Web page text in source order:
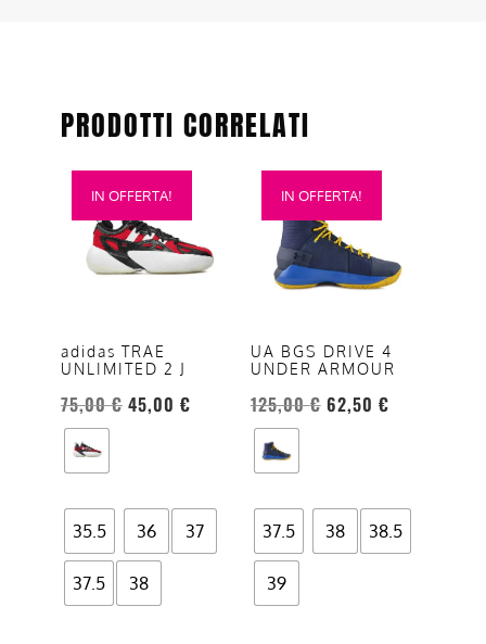
PRODOTTI CORRELATI
IN OFFERTA!
adidas TRAE
UNLIMITED 2 J
75,00€ 45,00 €
35.5 36 37
37.5 38
Questo
prodotto
opzioni
possono
essere
scelte
nella
del
prodotto
IN OFFERTA!
UA BGS DRIVE 4
UNDER ARMOUR
125,00€ 62,50 €
37.5 38 38.5
39
Questo
prodotto
varianti.
opzioni
possono
essere
scelte
nella
del
prodotto